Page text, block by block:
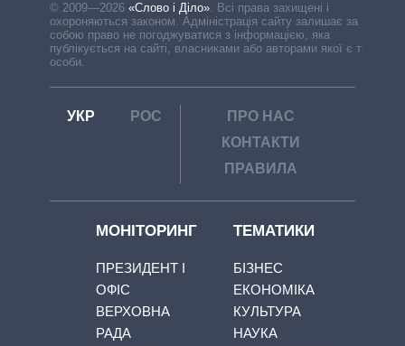
© 2009—2026 «Слово і Діло». Всі права захищені і
охороняються законом. Адміністрація сайту залишає за
собою право не погоджуватися з інформацією, яка
публікується на сайті, власниками або авторами якої є треті
особи.
УКР РОС
ПРО НАС
КОНТАКТИ
ПРАВИЛА
МОНІТОРИНГ
ПРЕЗИДЕНТ І
ОФІС
ВЕРХОВНА
РАДА
ТЕМАТИКИ
БІЗНЕС
ЕКОНОМІКА
КУЛЬТУРА
НАУКА